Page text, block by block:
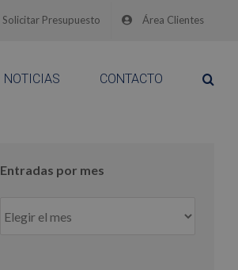
Solicitar Presupuesto Área Clientes
NOTICIAS CONTACTO
Entradas por mes
por